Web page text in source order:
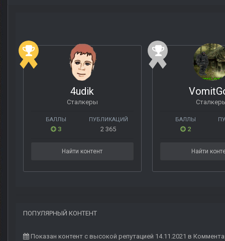
4udik
Сталкеры
БАЛЛЫ
3
ПУБЛИКАЦИЙ
2 365
Найти контент
БАЛЛЫ
2
Найти
ПОПУЛЯРНЫЙ КОНТЕНТ
Показан контент с высокой репутацией 14.11.2021 в